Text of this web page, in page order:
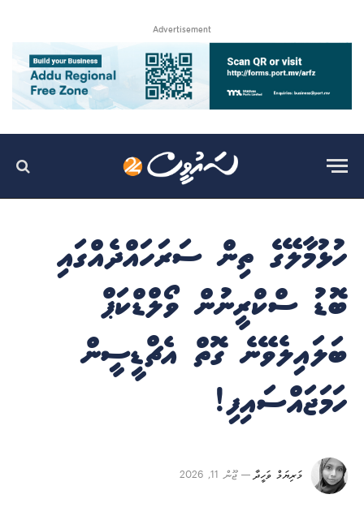
Advertisement
ހުޅުމާލޭގެ ތިން ސަރަހައްދެއްގައި
ބޮޑު ސްކްރީނުން ވޯލްޑްކަޕް
ބަލައިލެވޭނެ ގޮތް އެޗްޑީސީން
ހަމަޖައްސައިފި!
މަރިޔަމް ވަހީދާ ޖޫން 11, 2026